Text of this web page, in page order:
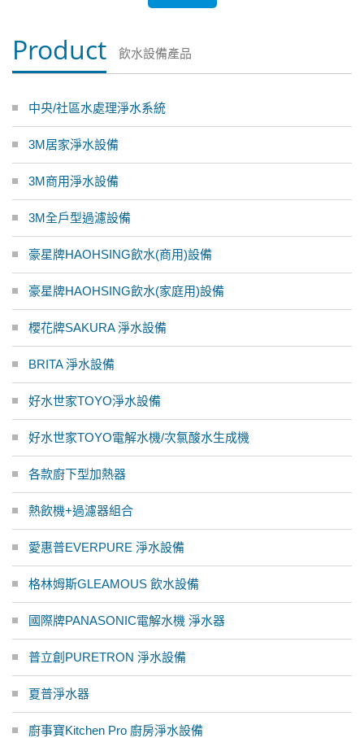
Product 飲水設備產品
中央/社區水處理淨水系統
3M居家淨水設備
3M商用淨水設備
3M全戶型過濾設備
豪星牌HAOHSING飲水(商用)設備
豪星牌HAOHSING飲水(家庭用)設備
櫻花牌SAKURA 淨水設備
BRITA 淨水設備
好水世家TOYO淨水設備
好水世家TOYO電解水機/次氯酸水生成機
各款廚下型加熱器
熱飲機+過濾器組合
愛惠普EVERPURE 淨水設備
格林姆斯GLEAMOUS 飲水設備
國際牌PANASONIC電解水機 淨水器
普立創PURETRON 淨水設備
夏普淨水器
廚事寶Kitchen Pro 廚房淨水設備